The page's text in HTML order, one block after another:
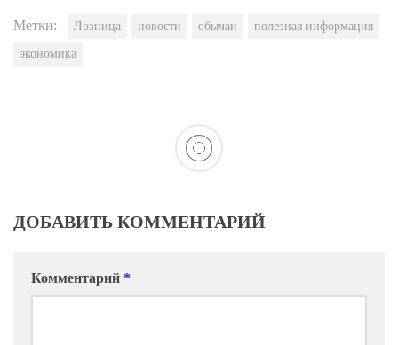
Метки: Лозница новости обычаи полезная информация
экономика
ДОБАВИТЬ КОММЕНТАРИЙ
Комментарий *